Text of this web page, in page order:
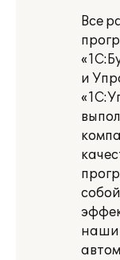
Все
и
наши